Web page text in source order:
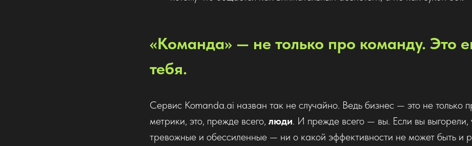
«Команда» — не только про команду. Это
тебя.
Сервис Komanda.ai назван так не случайно. Ведь бизнес — это не только
метрики, это, прежде всего, люди. И прежде всего — вы. Если вы выгорели,
тревожные и обессиленные — ни о какой эффективности не может быть и